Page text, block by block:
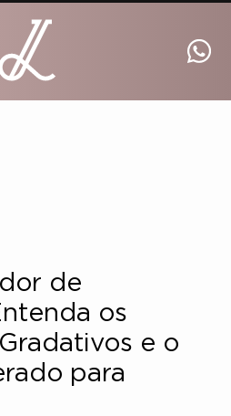
de
os
e o
para